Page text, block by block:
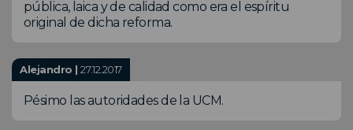
pública, laica y de calidad como era el espíritu
original de dicha reforma.
Alejandro |27.12.2017
Pésimo las autoridades de la UCM.